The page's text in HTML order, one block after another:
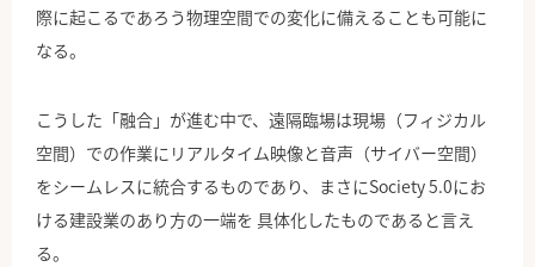
際に起こるであろう物理空間での変化に備えることも可能に
なる。
こうした「融合」が進む中で、遠隔臨場は現場（フィジカル
空間）での作業にリアルタイム映像と音声（サイバー空間）
をシームレスに統合するものであり、まさにSociety 5.0にお
ける建設業のあり方の一端を 具体化したものであると言え
る。